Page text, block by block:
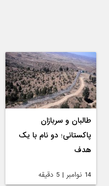
طالبان و سربازان
پاکستانی؛ دو نام با یک
هدف
14 نوامبر | 5 دقیقه